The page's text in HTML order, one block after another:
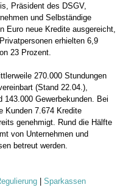
Präsident des DSGV,
und Selbständige
Euro neue Kredite ausgereicht,
erhielten 6,9
23 Prozent.
270.000 Stundungen
(Stand 22.04.),
143.000 Gewerbekunden. Bei
Kunden 7.674 Kredite
genehmigt. Rund die Hälfte
von Unternehmen und
betreut werden.
| Sparkassen